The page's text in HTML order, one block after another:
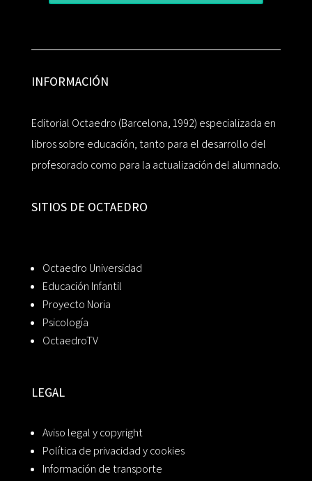
INFORMACIÓN
Editorial Octaedro (Barcelona, 1992) especializada en
libros sobre educación, tanto para el desarrollo del
profesorado como para la actualización del alumnado.
SITIOS DE OCTAEDRO
Octaedro Universidad
Educación Infantil
Proyecto Noria
Psicología
OctaedroTV
LEGAL
Aviso legal y copyright
Política de privacidad y cookies
Información de transporte